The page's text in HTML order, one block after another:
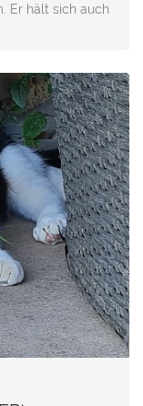
Er hält sich auch